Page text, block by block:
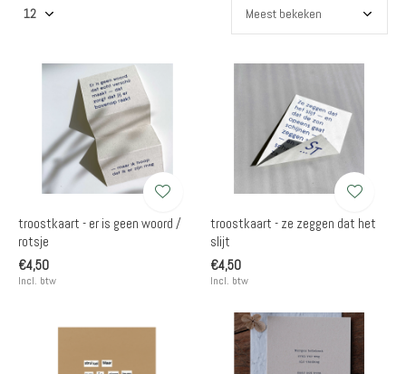
troostkaart - er is geen woord /
rotsje
€4,50
Incl. btw
troostkaart - ze zeggen dat het
slijt
€4,50
Incl. btw